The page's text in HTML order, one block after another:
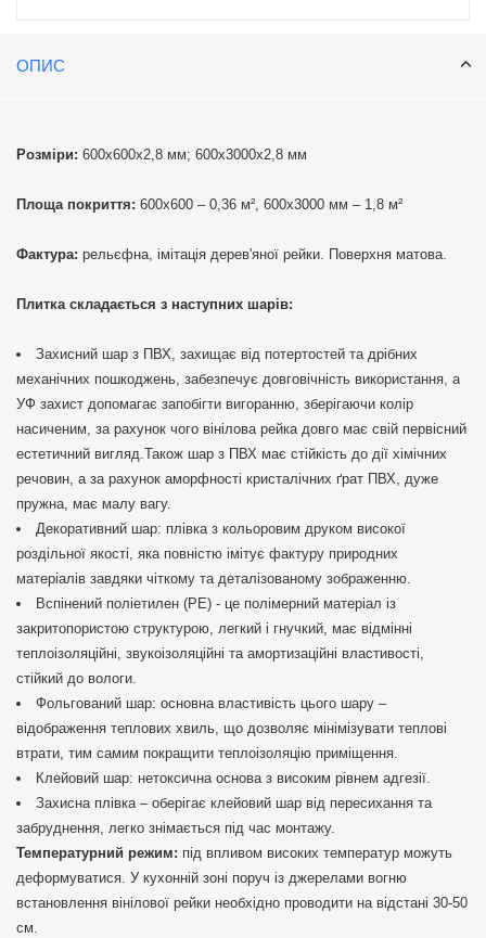
ОПИС
Розміри: 600х600х2,8 мм; 600х3000х2,8 мм
Площа покриття: 600х600 – 0,36 м², 600х3000 мм – 1,8 м²
Фактура: рельєфна, імітація дерев'яної рейки. Поверхня матова.
Плитка складається з наступних шарів:
Захисний шар з ПВХ, захищає від потертостей та дрібних
механічних пошкоджень, забезпечує довговічність використання, а
УФ захист допомагає запобігти вигоранню, зберігаючи колір
насиченим, за рахунок чого вінілова рейка довго має свій первісний
естетичний вигляд.Також шар з ПВХ має стійкість до дії хімічних
речовин, а за рахунок аморфності кристалічних ґрат ПВХ, дуже
пружна, має малу вагу.
Декоративний шар: плівка з кольоровим друком високої
роздільної якості, яка повністю імітує фактуру природних
матеріалів завдяки чіткому та деталізованому зображенню.
Вспінений поліетилен (РЕ) - це полімерний матеріал із
закритопористою структурою, легкий і гнучкий, має відмінні
теплоізоляційні, звукоізоляційні та амортизаційні властивості,
стійкий до вологи.
Фольгований шар: основна властивість цього шару –
відображення теплових хвиль, що дозволяє мінімізувати теплові
втрати, тим самим покращити теплоізоляцію приміщення.
Клейовий шар: нетоксична основа з високим рівнем адгезії.
Захисна плівка – оберігає клейовий шар від пересихання та
забруднення, легко знімається під час монтажу.
Температурний режим: під впливом високих температур можуть
деформуватися. У кухонній зоні поруч із джерелами вогню
встановлення вінілової рейки необхідно проводити на відстані 30-50
см.